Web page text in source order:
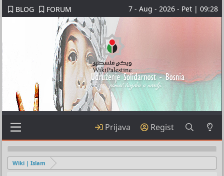
BLOG FORUM 7 - Aug - 2026 - Pet | 09:28
Prijava Regist
Wiki | Islam